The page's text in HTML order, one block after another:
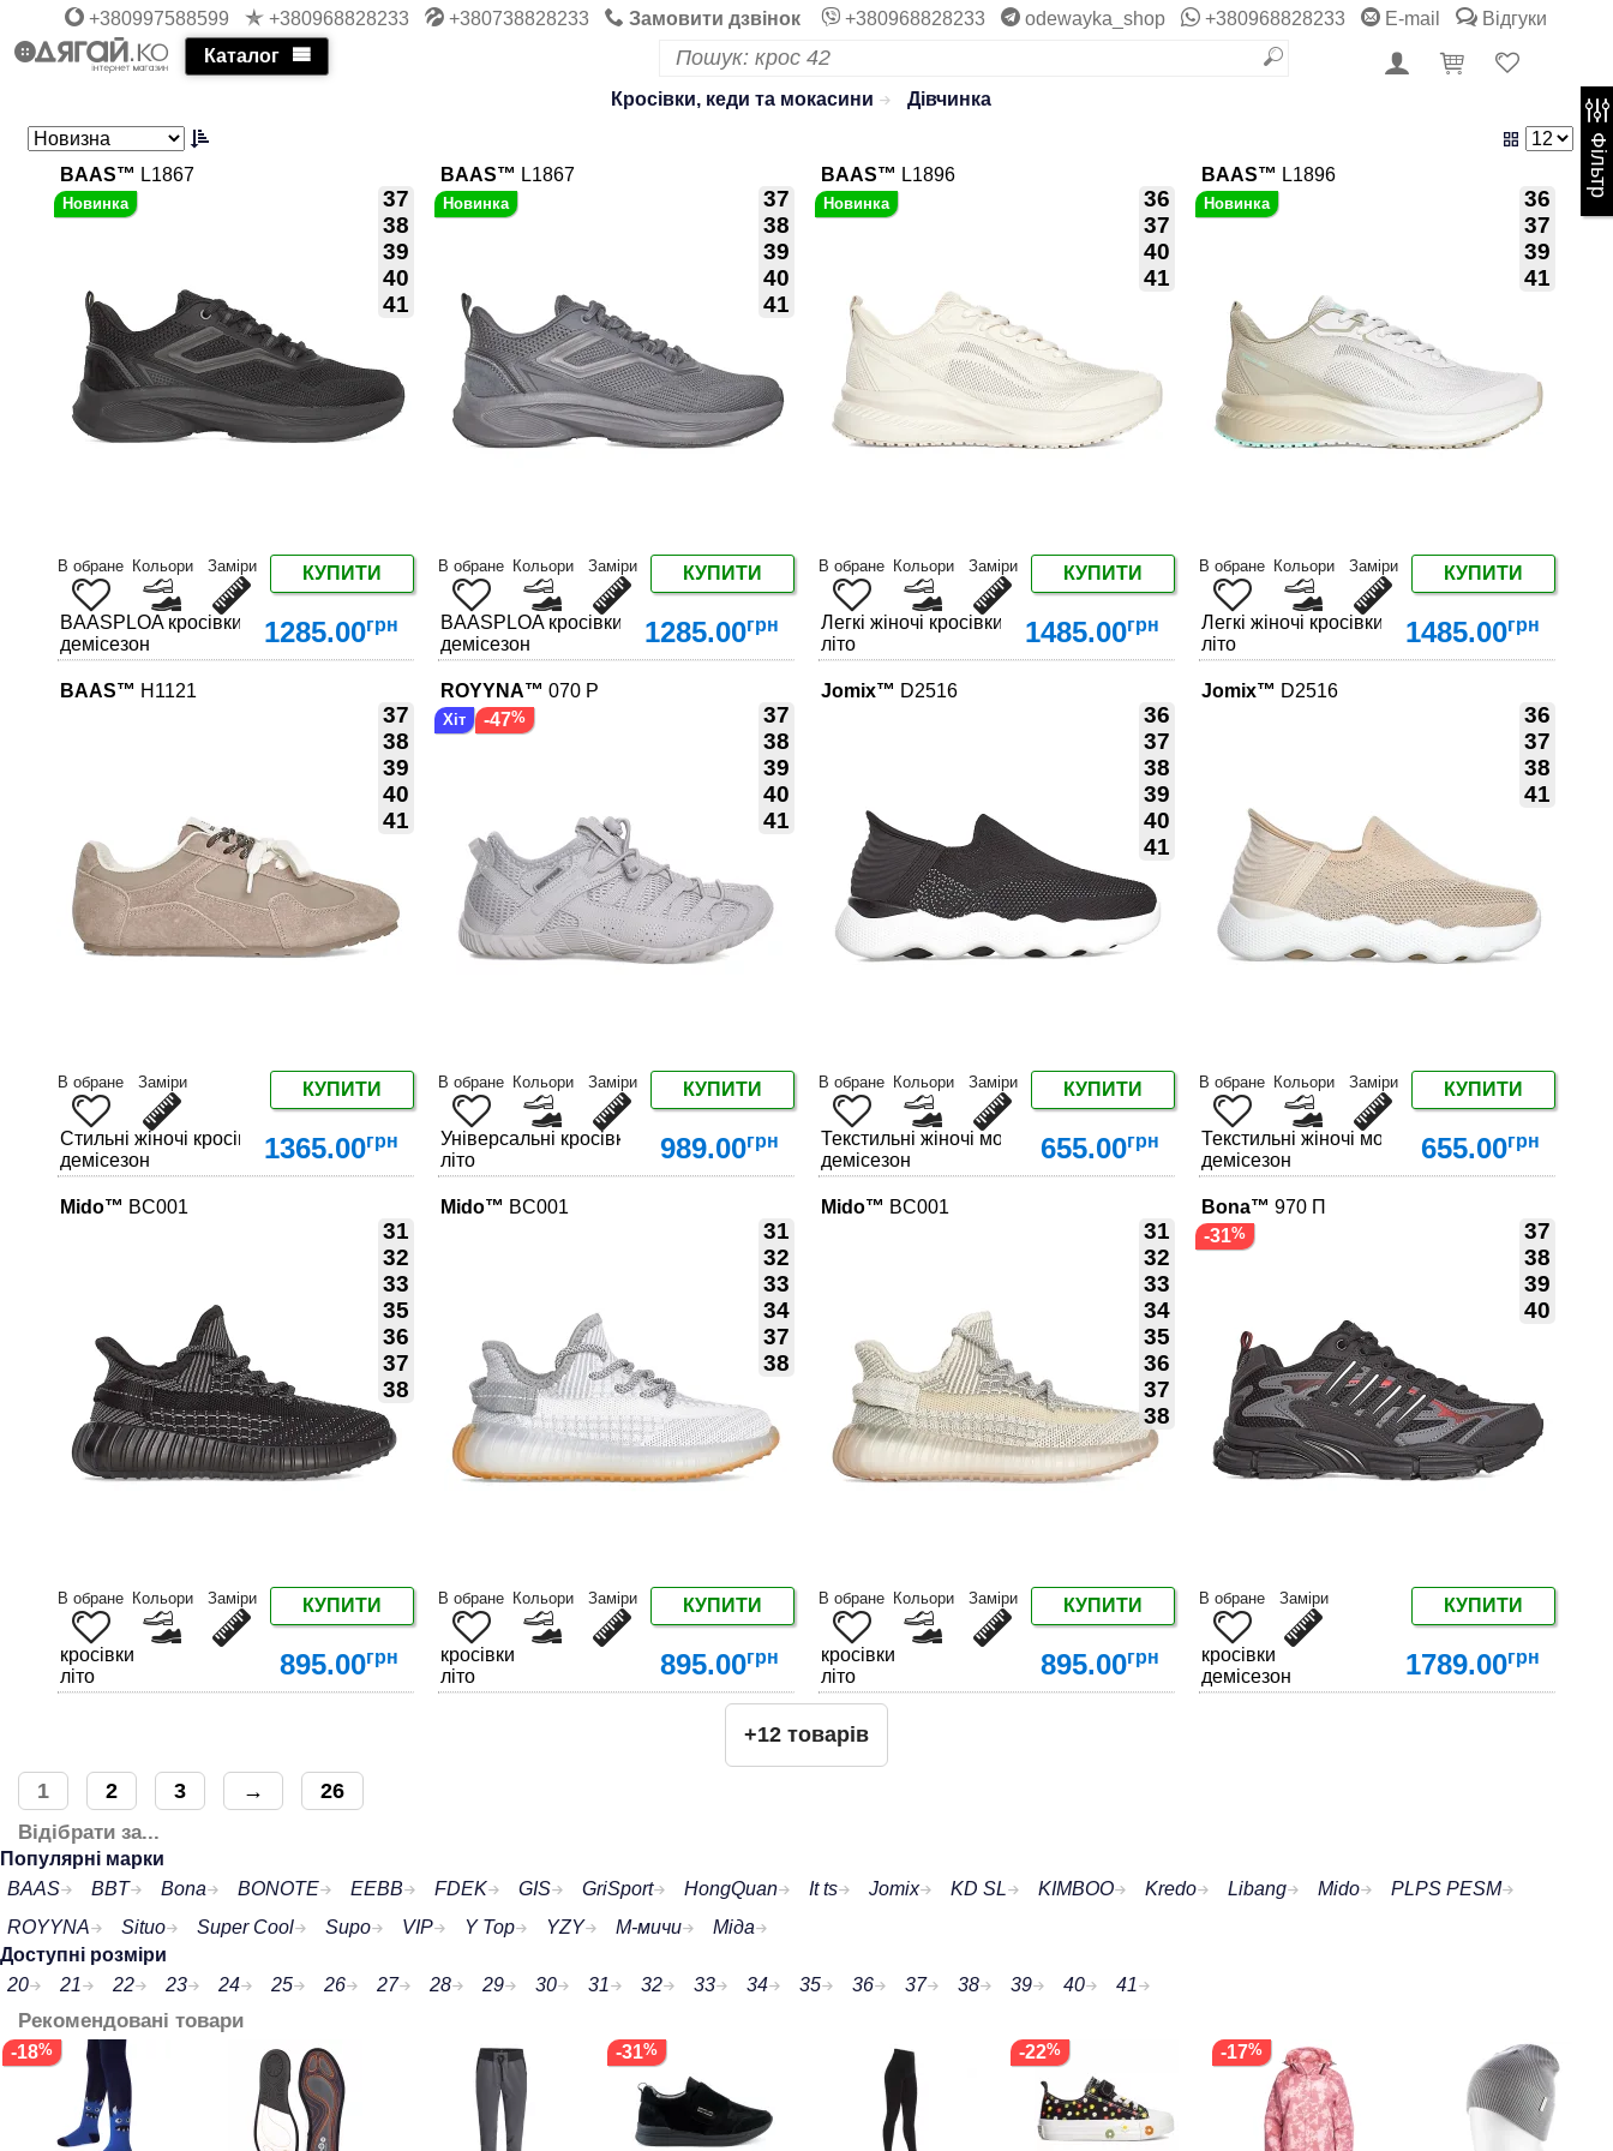
+380997588599 +380968828233 +380738828233 Замовити дзвінок +380968828233 odewayka_shop +380968828233 E-mail
Відгуки
Каталог
Фільтр
Кросівки, кеди та мокасини Дівчинка
BAAS™ L1867
37
38
39
40
41
В обране Кольори Заміри КУПИТИ
BAASPLOA кросівки весняно-літні – дихаючі моделі з нової колекції
демісезон
1285.00грн
ДЕТАЛЬНІШЕ
BAAS™ L1867
37
38
39
40
41
В обране Кольори Заміри КУПИТИ
BAASPLOA кросівки весняно-літні – дихаючі моделі з нової колекції
демісезон
1285.00грн
ДЕТАЛЬНІШЕ
BAAS™ L1896
36
37
40
41
В обране Кольори Заміри КУПИТИ
Легкі жіночі кросівки на демісезон: анатомічна підтримка та стильний дизайн
літо
1485.00грн
ДЕТАЛЬНІШЕ
BAAS™ L1896
36
37
39
41
В обране Кольори Заміри КУПИТИ
Легкі жіночі кросівки на демісезон:
літо
1485.00грн
ДЕТАЛЬНІШЕ
BAAS™ H1121
37
38
39
40
41
В обране Заміри КУПИТИ
Стильні жіночі кросівки Casual – доставка по Україні
демісезон
1365.00грн
ДЕТАЛЬНІШЕ
ROYYNA™ 070 P
37
38
39
40
41
В обране Кольори Заміри КУПИТИ
Універсальні кросівки літо з текстилю та шкіри на шнурівці
літо
989.00грн
-47
ДЕТАЛЬНІШЕ
Jomix™ D2516
36
37
38
39
40
41
В обране Кольори Заміри КУПИТИ
Текстильні жіночі мокасини на амортизуючій підошві — Купити в Україні
демісезон
655.00грн
ДЕТАЛЬНІШЕ
Jomix™ D2516
36
37
38
41
В обране Кольори Заміри КУПИТИ
Текстильні жіночі мокасини на амортизуючій
демісезон
655.00грн
ДЕТАЛЬНІШЕ
Mido™ BC001
31
32
33
35
36
37
38
В обране Кольори Заміри КУПИТИ
кросівки
літо
895.00грн
Mido™ BC001
31
32
33
34
37
38
В обране Кольори Заміри КУПИТИ
кросівки
літо
895.00грн
Mido™ BC001
31
32
33
34
35
36
37
38
В обране Кольори Заміри КУПИТИ
кросівки
літо
895.00грн
Bona™ 970 П
37
38
39
40
В обране Заміри КУПИТИ
кросівки
демісезон
1789.00грн
-31
+12 товарів
1 2 3 →
26
Відібрати за...
Популярні марки
BAAS
BBT Bona BONOTE EEBB FDEK GIS GriSport HongQuan It ts Jomix KD SL KIMBOO Kredo Libang Mido
PLPS PESM
ROYYNA
Situo Super Cool Supo VIP Y Top YZY М-мичи
Міда
Доступні розміри
20
21 22 23 24 25 26 27 28 29 30 31 32 33 34 35 36 37 38 39 40 41
Рекомендовані товари
-18 -31 -22 -17